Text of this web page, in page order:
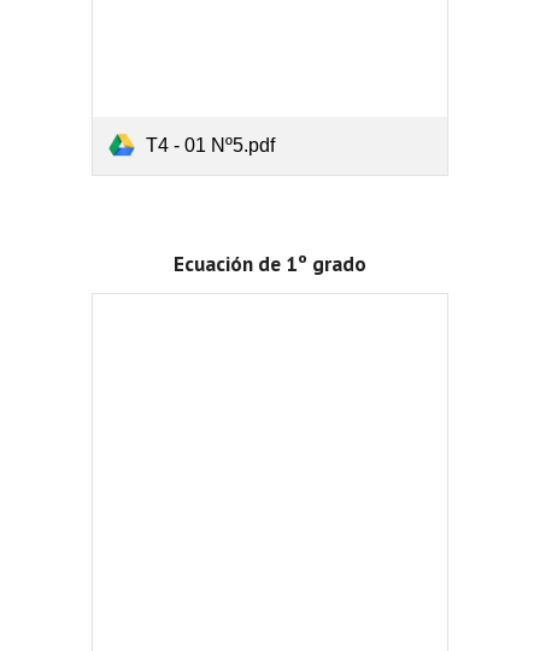
T4 - 01 Nº5.pdf
Ecuación de 1º grado